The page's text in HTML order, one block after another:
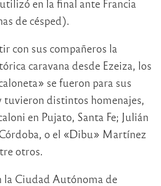
en la final ante Francia
de césped).
con sus compañeros la
caravana desde Ezeiza, los
se fueron para sus
tuvieron distintos homenajes,
en Pujato, Santa Fe; Julián
o el «Dibu» Martínez
otros.
la Ciudad Autónoma de